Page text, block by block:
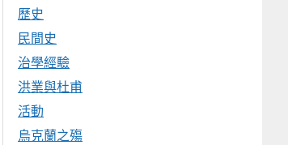
歷史
民間史
治學經驗
洪業與杜甫
活動
烏克蘭之殤